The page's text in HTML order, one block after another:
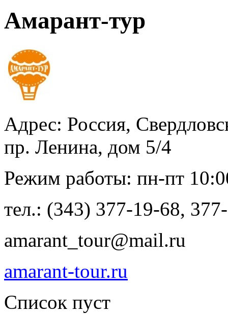
Амарант-тур
Адрес: Россия,
пр. Ленина, дом 5/4
Режим работы: пн-пт
тел.: (343) 377-19-68,
amarant_tour@mail.ru
amarant-tour.ru
Список пуст